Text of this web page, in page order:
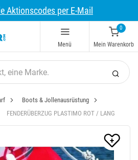
Aktionscodes per E-Mail
Menü
0
Mein Warenkorb
Boots & Jollenausrüstung
FENDERÜBERZUG PLASTIMO ROT / LANG